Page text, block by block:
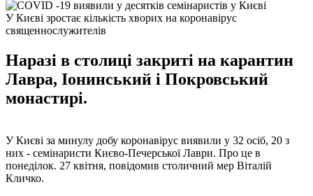
У Києві зростає кількість хворих на коронавірус
священнослужителів
Наразі в столиці закриті на карантин
Лавра, Іонинський і Покровський
монастирі.
У Києві за минулу добу коронавірус виявили у 32 осіб, 20 з
них - семінаристи Києво-Печерської Лаври. Про це в
понеділок. 27 квітня, повідомив столичний мер Віталій
Кличко.